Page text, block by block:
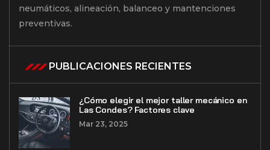
neumáticos, alineación, balanceo y mantenciones
preventivas.
PUBLICACIONES RECIENTES
¿Cómo elegir el mejor taller mecánico en
Las Condes? Factores clave
Mar 23, 2025